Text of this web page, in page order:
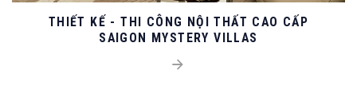
THIẾT KẾ - THI CÔNG NỘI THẤT CAO CẤP
SAIGON MYSTERY VILLAS